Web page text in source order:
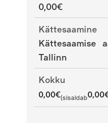
0,00€
Kättesaamine
Kättesaamise
Tallinn
Kokku
0,00€(sisaldab